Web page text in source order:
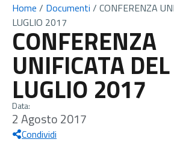
Home / Documenti / CONFERENZA
LUGLIO 2017
CONFERENZA
UNIFICATA
LUGLIO 2017
Data:
2 Agosto 2017
Condividi